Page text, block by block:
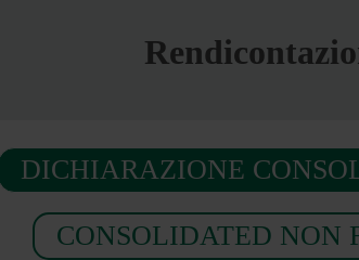
DICHIARAZIONE
CONSOLIDATED NON